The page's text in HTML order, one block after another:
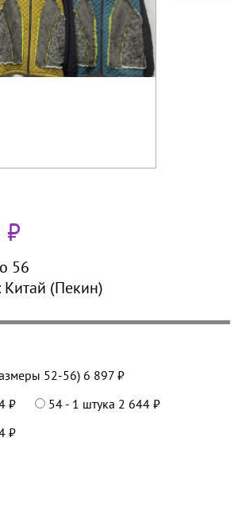
₽
56
Китай (Пекин)
52-56) 6 897 ₽
₽ 54 - 1 штука 2 644 ₽
₽